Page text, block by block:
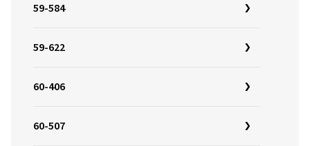
59-584
59-622
60-406
60-507